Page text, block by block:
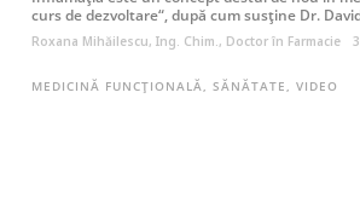
curs de dezvoltare“, după cum susține Dr.
Roxana Mihăilescu, Ing. Chim., Doctor în Farmacie
MEDICINĂ FUNCȚIONALĂ, SĂNĂTATE,VIDEO